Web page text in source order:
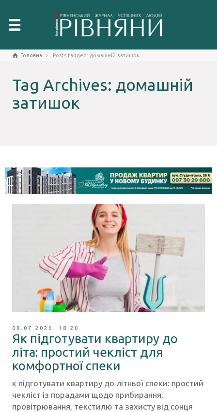
Головна Posts tagged: домашній затишок
Tag Archives: домашній
затишок
08.07.2026 18:20
Як підготувати квартиру до
літа: простий чекліст для
комфортної спеки
к підготувати квартиру до літньої спеки: простий
чекліст із порадами щодо прибирання,
провітрювання, текстилю та захисту від сонця